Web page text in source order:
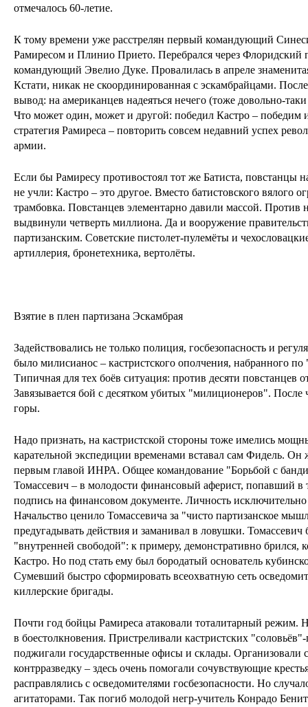
отмечалось 60-летие.
К тому времени уже расстрелян первый командующий
Рамиресом и Плинио Прието. Перебрался через
командующий Эвелио Дуке. Провалилась в апреле
Кстати, никак не скоординированная с эскамбрайцами.
вывод: на американцев надеяться нечего (тоже довольно-
Что может один, может и другой: победил Кастро – победим
стратегия Рамиреса – повторить совсем недавний успех
армии.
Если бы Рамиресу противостоял тот же Батиста, повстанцы
не учли: Кастро – это другое. Вместо батистовского вялого
трамбовка. Повстанцев элементарно давили массой. Против
выдвинули четверть миллиона. Да и вооружение
партизанским. Советские пистолет-пулемёты и
артиллерия, бронетехника, вертолёты.
Взятие в плен партизана Эскамбрая
Задействовались не только полиция, госбезопасность и
было милисианос – кастристского ополчения, набранного
Типичная для тех боёв ситуация: против десяти повстанцев
Завязывается бой с десятком убитых "милиционеров". После
горы.
Надо признать, на кастристской стороны тоже имелись
карательной экспедиции временами вставал сам Фидель. Он
первым главой ИНРА. Общее командование "Борьбой с
Томассевич – в молодости финансовый аферист, попавший
подпись на финансовом документе. Личность
Начальство ценило Томассевича за "чисто партизанское
предугадывать действия и заманивал в ловушки. Томассевич
"внутренней свободой": к примеру, демонстративно брился,
Кастро. Но под стать ему был бородатый основатель
Сумевший быстро сформировать всеохватную сеть
киллерские бригады.
Почти год бойцы Рамиреса атаковали тоталитарный режим.
в боестолкновения. Пристреливали кастристских
поджигали государственные офисы и склады. Организовали
контрразведку – здесь очень помогали сочувствующие
расправлялись с осведомителями госбезопасности. Но
агитаторами. Так погиб молодой негр-учитель Конрадо